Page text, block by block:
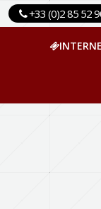
+33 (0)2 85 52